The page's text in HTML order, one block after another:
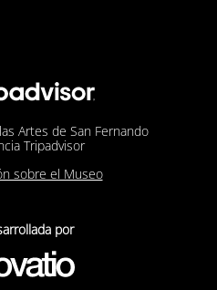
Artes de San Fernando
Tripadvisor
sobre el Museo
por